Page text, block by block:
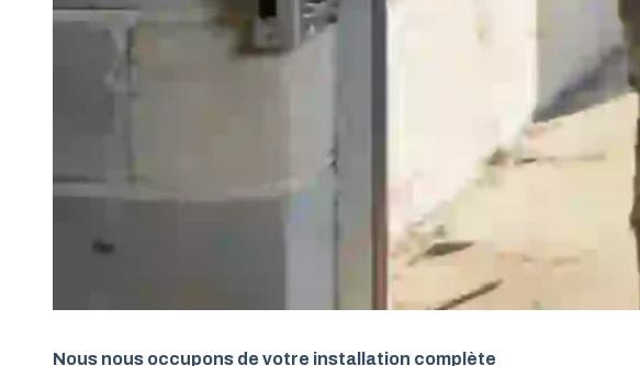
Nous nous occupons de votre installation complète